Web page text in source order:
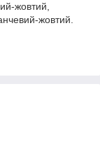
жовтий,
жовтий.